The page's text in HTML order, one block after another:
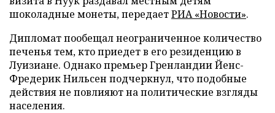
шоколадные монеты, передаетРИА «Новости».
Дипломат пообещал неограниченное количество
печенья тем, кто приедет в его резиденцию в
Луизиане. Однако премьер Гренландии Йенс-
Фредерик Нильсен подчеркнул, что подобные
действия не повлияют на политические взгляды
населения.